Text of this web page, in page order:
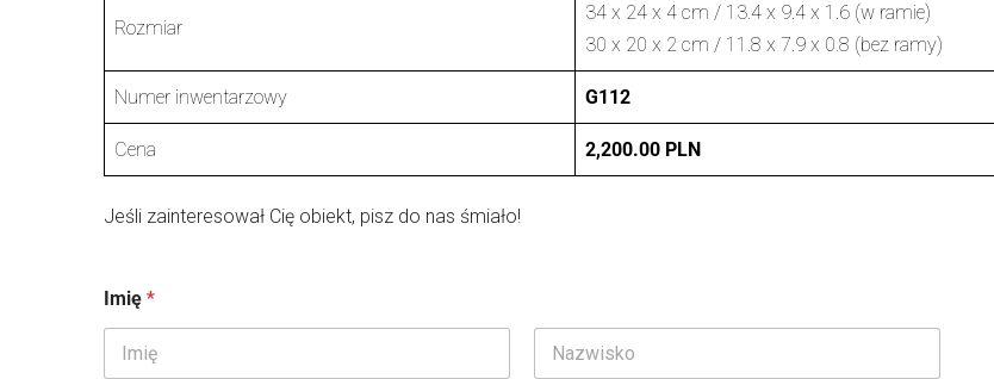
Rozmiar
34 x 24 x 4 cm / 13.4 x 9.4 x 1.6 (w ramie)
30 x 20 x 2 cm / 11.8 x 7.9 x 0.8 (bez ramy)
Numer inwentarzowy G112
Cena 2,200.00 PLN
Jeśli zainteresował Cię obiekt, pisz do nas śmiało!
Imię *